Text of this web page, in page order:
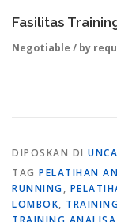
Fasilitas
Negotiable / by
DIPOSKAN DI
TAG PELATIHAN
RUNNING,
LOMBOK,